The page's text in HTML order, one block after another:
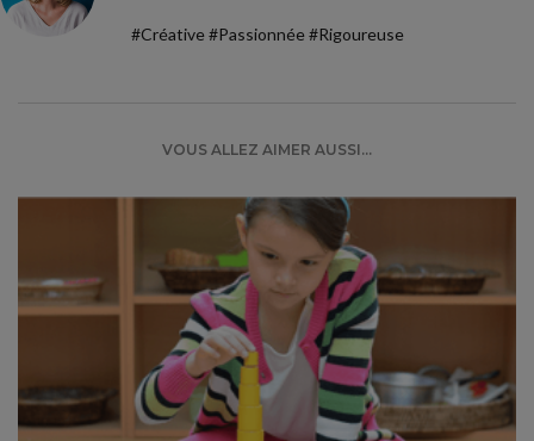
#Créative #Passionnée #Rigoureuse
VOUS ALLEZ AIMER AUSSI...